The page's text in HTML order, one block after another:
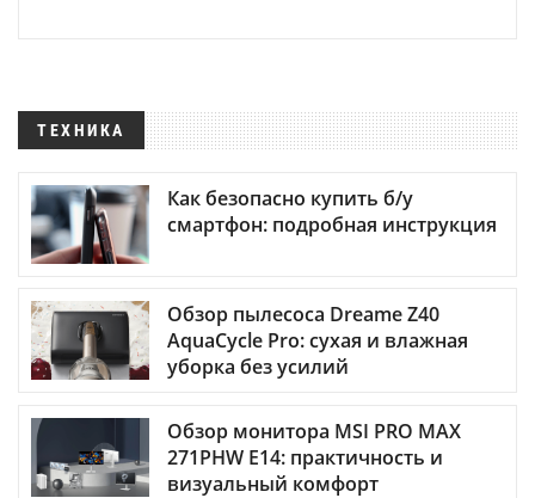
ТЕХНИКА
Как безопасно купить б/у
смартфон: подробная инструкция
Обзор пылесоса Dreame Z40
AquaCycle Pro: сухая и влажная
уборка без усилий
Обзор монитора MSI PRO MAX
271PHW E14: практичность и
визуальный комфорт